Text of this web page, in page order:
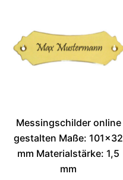
Varianten
auf.
Die
der
Produktseite
gewählt
werden
Messingschilder online
gestalten Maße: 101×32
mm Materialstärke: 1,5
mm